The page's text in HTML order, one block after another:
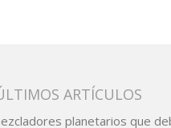
ARTÍCULOS
planetarios que